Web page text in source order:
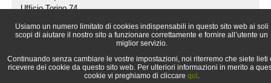
Ufficio Torino 74,
10151 TORINO (TO),
Italia
Usiamo un numero limitato di cookies indispensabili in questo sito web ai soli
scopi di aiutare il nostro sito a funzionare correttamente e fornire all’utente un
miglior servizio.
Continuando senza cambiare le vostre impostazioni, noi riterremo che siete lieti
ricevere dei cookie da questo sito web. Per ulteriori informazioni in merito a
cookie vi preghiamo di cliccare qui.